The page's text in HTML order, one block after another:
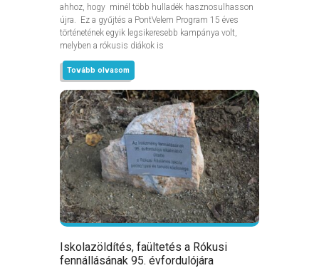
ahhoz, hogy minél több hulladék hasznosulhasson
újra. Ez a gyűjtés a PontVelem Program 15 éves
történetének egyik legsikeresebb kampánya volt,
melyben a rókusis diákok is
Tovább olvasom
Iskolazöldítés, faültetés a Rókusi
fennállásának 95. évfordulójára